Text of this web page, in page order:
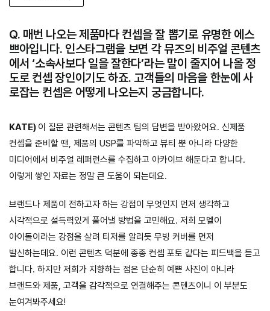
Q. 매번 나오는 제품마다 컨셉을 잘 뽑기로 유명한 에스
쁘아입니다. 인스타그램을 보면 각 뮤즈의 비주얼 콘텐츠
에서 ‘소속사보다 일을 잘한다’라는 말이 줄지어 나올 정
도로 컨셉 장인이기도 하죠. 고객들의 마음을 한눈에 사
로잡는 컨셉은 어떻게 나오는지 궁금합니다.
KATE) 이 질문 관련해서는 콘텐츠 팀의 답변을 받아왔어요. 신제품
컨셉을 준비할 땐, 제품의 USP를 파악하고 뷰티 뿐 아니라 다양한
미디어에서 비주얼 레퍼런스를 수집하고 아카이브 해둔다고 합니다.
이렇게 쌓인 자료는 정말 큰 도움이 되는데요.
브랜드나 제품이 전하고자 하는 강점이 무엇인지 먼저 생각하고
시각적으로 설득력있게 풀어낼 방법을 고민해요. 저희 모델이
아이돌이라는 강점을 살려 티저를 알리듯 무빙 커버를 먼저
발신하는데요. 이런 콘텐츠 덕분에 종종 컨셉 포토 같다는 피드백을 듣고
합니다. 하지만 저희가 지향하는 점은 단순히 예쁜 사진이 아니라
브랜드와 제품, 고객을 감각적으로 연결해주는 콘텐츠이니 이 부분도
눈여겨봐주세요!